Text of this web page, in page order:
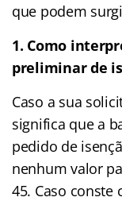
que podem
1. Como
preliminar de
Caso a sua
significa que a
pedido de
nenhum valor
45. Caso conste